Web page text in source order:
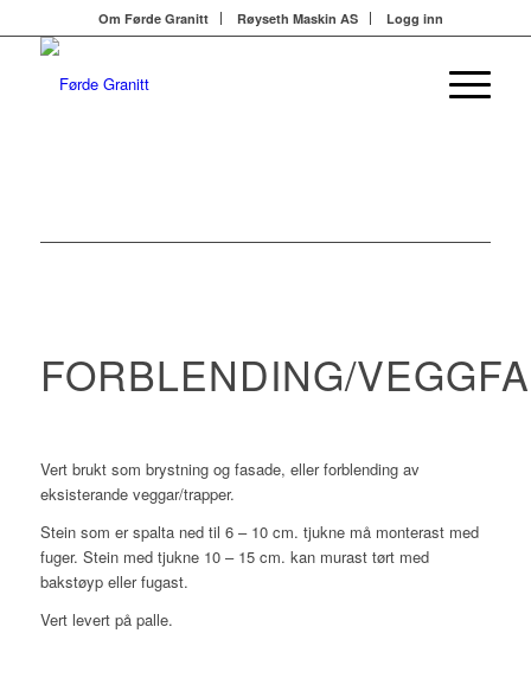
Om Førde Granitt Røyseth Maskin AS Logg inn
FORBLENDING/
Vert brukt som brystning og fasade, eller forblending av
eksisterande veggar/trapper.
Stein som er spalta ned til 6 – 10 cm. tjukne må monterast med
fuger. Stein med tjukne 10 – 15 cm. kan murast tørt med
bakstøyp eller fugast.
Vert levert på palle.